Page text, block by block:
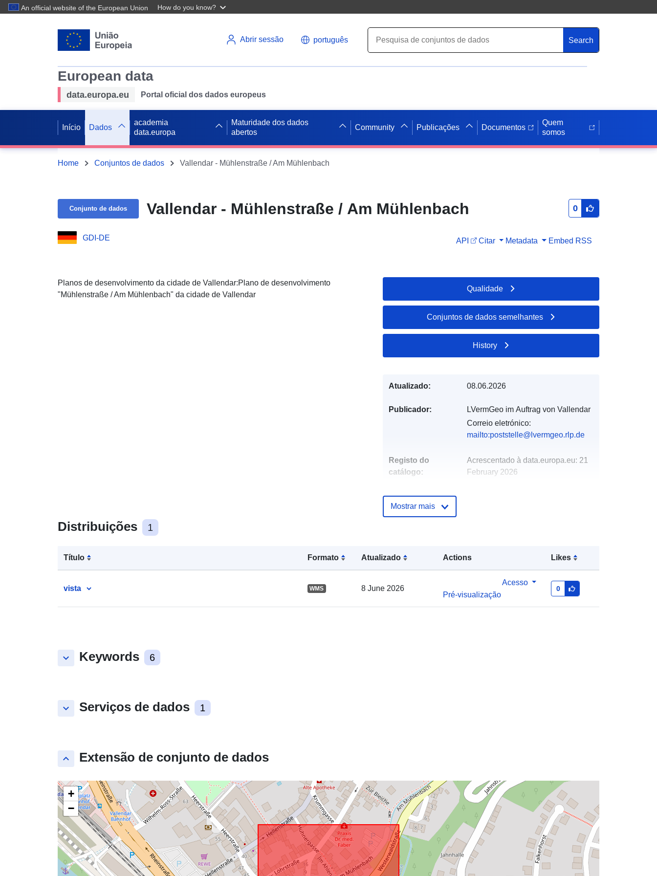
An official website of the European Union How do you know?
Abrir sessão português Search
European data
data.europa.eu Portal oficial dos dados europeus
Início Dados
academia
data.europa
Maturidade dos dados
abertos
Community Publicações Documentos
Quem
somos
Home Conjuntos de dados Vallendar - Mühlenstraße / Am Mühlenbach
Conjunto de dados Vallendar - Mühlenstraße / Am Mühlenbach 0
GDI-DE API Citar Metadata Embed RSS
Planos de desenvolvimento da cidade de Vallendar:Plano de desenvolvimento
"Mühlenstraße / Am Mühlenbach" da cidade de Vallendar
Distribuições 1
Título Formato Atualizado Actions Likes
vista WMS 8 June 2026
Acesso
Pré-visualização
0
keyboard_arrow_down Keywords 6
keyboard_arrow_down Serviços de dados 1
keyboard_arrow_up Extensão de conjunto de dados
+
−
Qualidade
Conjuntos de dados semelhantes
History
Atualizado: 08.06.2026
Publicador:
LVermGeo im Auftrag von Vallendar
Correio eletrónico:
mailto:poststelle@lvermgeo.rlp.de
Registo do
catálogo:
Acrescentado à data.europa.eu: 21
February 2026
Tipo: Polygon
http://data.europa.eu/88u/dataset/9d
e04670-ee29-8d0c-a581-
Mostrar mais